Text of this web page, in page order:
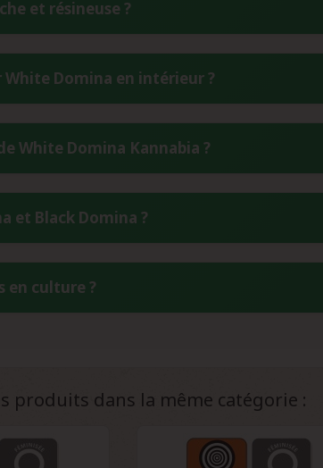
et résineuse ?
de Black Domina, sélectionnés
Domina en intérieur ?
sa rapidité de développement, tout en
White Domina Kannabia ?
des sachets déshydratants. Cette méthode
et Black Domina ?
une stabilité génétique renforcée et une
en culture ?
produits dans la même catégorie :